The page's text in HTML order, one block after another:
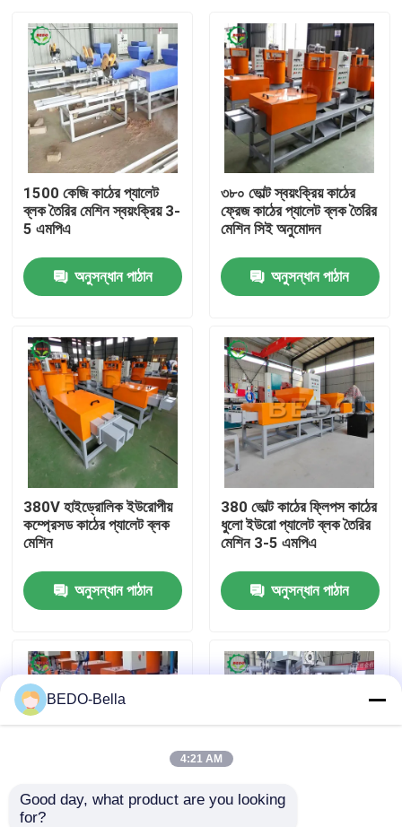
পণ্য
আমাদের সম্পর্কে
কারখানা ভ্রমণ
মান নিয়ন্ত্রণ
আমাদের সাথে যোগাযোগ
খবর
কাঠ চিপার মেশিন
কাঠের কাঠের মেশিন
1500 কেজি কাঠের প্যালেট
ব্লক তৈরির মেশিন স্বয়ংক্রিয় 3-
5 এমপিএ
অনুসন্ধান পাঠান
৩৮০ ভোল্ট স্বয়ংক্রিয় কাঠের
ফ্রেজ কাঠের প্যালেট ব্লক তৈরির
মেশিন সিই অনুমোদন
অনুসন্ধান পাঠান
380V হাইড্রোলিক ইউরোপীয়
কম্প্রেসড কাঠের প্যালেট ব্লক
মেশিন
অনুসন্ধান পাঠান
380 ভোল্ট কাঠের ফ্লিপস কাঠের
ধুলো ইউরো প্যালেট ব্লক তৈরির
মেশিন 3-5 এমপিএ
অনুসন্ধান পাঠান
BEDO কাঠের করাত প্যালেট
BEDO-Bella
4:21 AM
Good day, what product are you looking
for?